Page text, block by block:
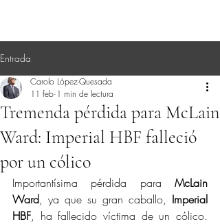
Entrada
Tremenda pérdida para McLain
Ward: Imperial HBF falleció
por un cólico
Carolo López-Quesada
11 feb 1 min de lectura
Importantísima pérdida para McLain
Ward, ya que su gran caballo, Imperial
HBF, ha fallecido víctima de un cólico.